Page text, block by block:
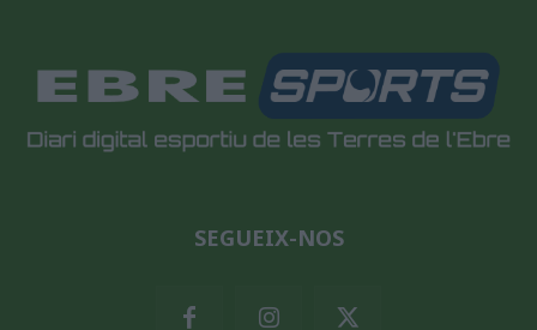
SEGUEIX-NOS